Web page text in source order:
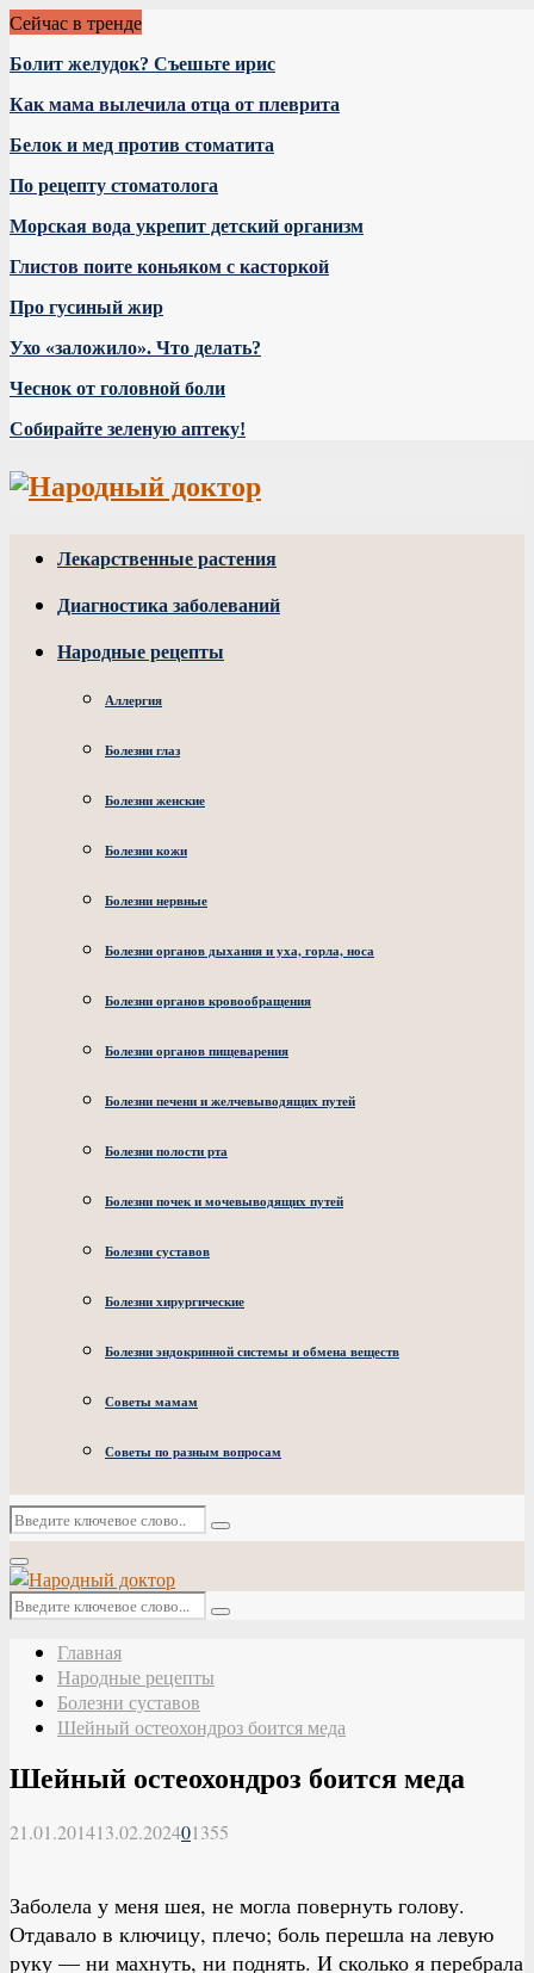
Сейчас в тренде
Болит желудок? Съешьте ирис
Как мама вылечила отца от плеврита
Белок и мед против стоматита
По рецепту стоматолога
Морская вода укрепит детский организм
Глистов поите коньяком с касторкой
Про гусиный жир
Ухо «заложило». Что делать?
Чеснок от головной боли
Собирайте зеленую аптеку!
Лекарственные растения
Диагностика заболеваний
Народные рецепты
Аллергия
Болезни глаз
Болезни женские
Болезни кожи
Болезни нервные
Болезни органов дыхания и уха, горла, носа
Болезни органов кровообращения
Болезни органов пищеварения
Болезни печени и желчевыводящих путей
Болезни полости рта
Болезни почек и мочевыводящих путей
Болезни суставов
Болезни хирургические
Болезни эндокринной системы и обмена веществ
Советы мамам
Советы по разным вопросам
Искать:
Поиск
Основное
меню
Искать:
Поиск
Главная
Народные рецепты
Болезни суставов
Шейный остеохондроз боится меда
Шейный остеохондроз боится меда
21.01.201413.02.202401355
Заболела у меня шея, не могла повернуть голову.
Отдавало в ключицу, плечо; боль перешла на левую
руку — ни махнуть, ни поднять. И сколько я перебрала